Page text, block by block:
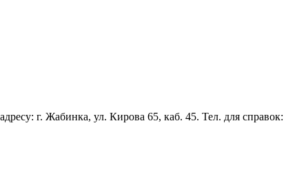
г. Жабинка, ул. Кирова 65, каб. 45. Тел. для справок: